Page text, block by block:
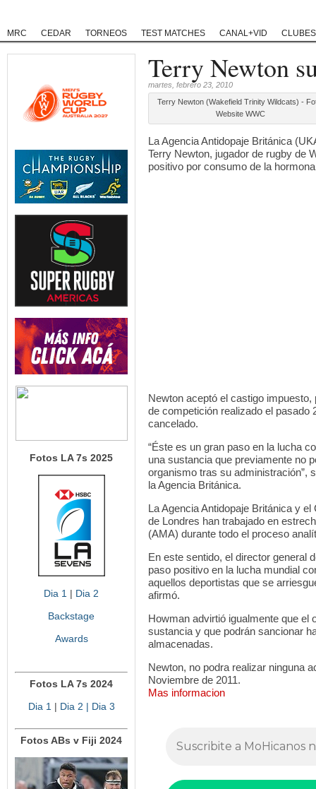
MRC
CEDAR TORNEOS TEST MATCHES CANAL+VID CLUBES
Fotos LA 7s 2025
Dia 1 | Dia 2
Backstage
Awards
Fotos LA 7s 2024
Dia 1 | Dia 2 | Dia 3
Fotos ABs v Fiji 2024
Terry Newton
martes, febrero 23, 2010
Terry Newton (Wakefield Trinity Wildcats) -
Website WWC
La Agencia Antidopaje Británica
Terry Newton, jugador de rugby de
positivo por consumo de la
Newton aceptó el castigo
de competición realizado el pasado
cancelado.
“Éste es un gran paso en la lucha
una sustancia que previamente no
organismo tras su administración”,
la Agencia Británica.
La Agencia Antidopaje Británica y
de Londres han trabajado en
(AMA) durante todo el proceso
En este sentido, el director general
paso positivo en la lucha mundial
aquellos deportistas que se
afirmó.
Howman advirtió igualmente que el
sustancia y que podrán sancionar
almacenadas.
Newton, no podra realizar ninguna
Noviembre de 2011.
Mas informacion